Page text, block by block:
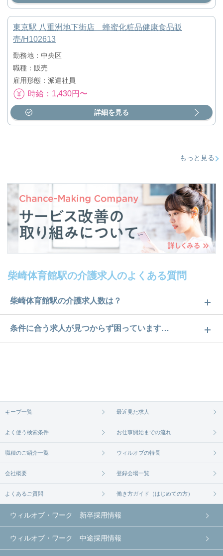
東京駅 八重洲地下街店 蜂蜜化粧品健康食品販
売/H102613
勤務地：中央区
職種：販売
雇用形態：派遣社員
時給：1,430円〜
詳細を見る
もっと見る
柴崎体育館駅の介護求人のよくある質問
柴崎体育館駅の介護求人数は？
柴崎体育館駅の介護求人数は5件です。どのような求
人があるかぜひチェックしてみてください。
条件に合う求人が見つからず困っています…
無料相談の登録はコチラから
キープ一覧 最近見た求人
よく使う検索条件 お仕事開始までの流れ
職種のご紹介一覧 ウィルオブの特長
会社概要 登録会場一覧
よくあるご質問 働き方ガイド（はじめての方）
ウィルオブ・ワーク 新卒採用情報
ウィルオブ・ワーク 中途採用情報